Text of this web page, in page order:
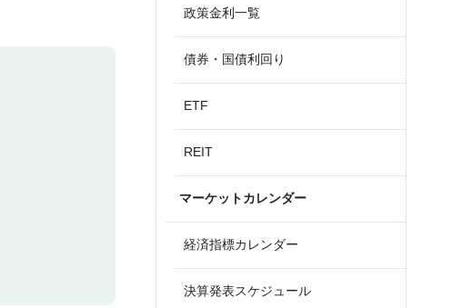
政策金利一覧
債券・国債利回り
ETF
REIT
マーケットカレンダー
経済指標カレンダー
決算発表スケジュール